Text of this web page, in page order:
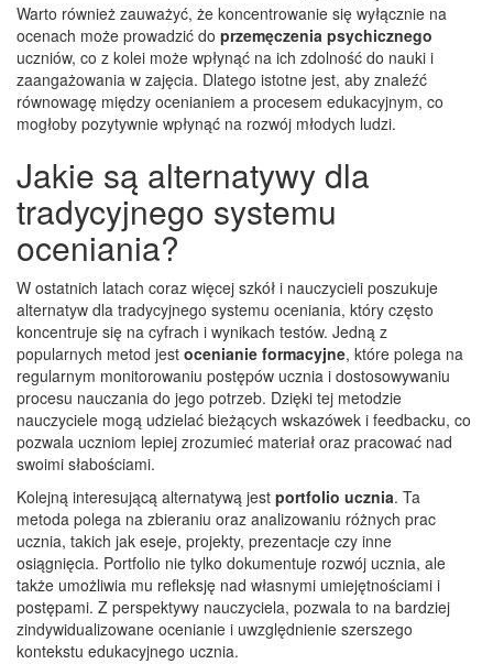
Warto również zauważyć, że koncentrowanie się wyłącznie na
ocenach może prowadzić do przemęczenia psychicznego
uczniów, co z kolei może wpłynąć na ich zdolność do nauki i
zaangażowania w zajęcia. Dlatego istotne jest, aby znaleźć
równowagę między ocenianiem a procesem edukacyjnym, co
mogłoby pozytywnie wpłynąć na rozwój młodych ludzi.
Jakie są alternatywy dla
tradycyjnego systemu
oceniania?
W ostatnich latach coraz więcej szkół i nauczycieli poszukuje
alternatyw dla tradycyjnego systemu oceniania, który często
koncentruje się na cyfrach i wynikach testów. Jedną z
popularnych metod jest ocenianie formacyjne, które polega na
regularnym monitorowaniu postępów ucznia i dostosowywaniu
procesu nauczania do jego potrzeb. Dzięki tej metodzie
nauczyciele mogą udzielać bieżących wskazówek i feedbacku, co
pozwala uczniom lepiej zrozumieć materiał oraz pracować nad
swoimi słabościami.
Kolejną interesującą alternatywą jest portfolio ucznia. Ta
metoda polega na zbieraniu oraz analizowaniu różnych prac
ucznia, takich jak eseje, projekty, prezentacje czy inne
osiągnięcia. Portfolio nie tylko dokumentuje rozwój ucznia, ale
także umożliwia mu refleksję nad własnymi umiejętnościami i
postępami. Z perspektywy nauczyciela, pozwala to na bardziej
zindywidualizowane ocenianie i uwzględnienie szerszego
kontekstu edukacyjnego ucznia.